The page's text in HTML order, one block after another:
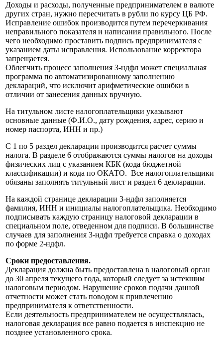
Доходы и расходы, полученные предпринимателем в валюте
других стран, нужно пересчитать в рубли по курсу ЦБ РФ.
Исправление ошибок производится путем перечеркивания
неправильного показателя и написания правильного. После
чего необходимо проставить подпись предпринимателя с
указанием даты исправления. Использование корректора
запрещается.
Облегчить процесс заполнения 3-ндфл может специальная
программа по автоматизированному заполнению
деклараций, что исключит арифметические ошибки в
отличии от занесения данных вручную.
На титульном листе налогоплательщики указывают
основные данные (Ф.И.О., дату рождения, адрес, серию и
номер паспорта, ИНН и пр.)
С 1 по 5 раздел декларации производится расчет суммы
налога. В разделе 6 отображаются суммы налогов на доходы
физических лиц с указанием КБК (кода бюджетной
классификации) и кода по ОКАТО. Все налогоплательщики
обязаны заполнять титульный лист и раздел 6 декларации.
На каждой странице декларации 3-ндфл заполняется
фамилия, ИНН и инициалы налогоплательщика. Необходимо
подписывать каждую страницу налоговой декларации в
специальном поле, отведенном для подписи. В большинстве
случаев для заполнения 3-ндфл требуется справка о доходах
по форме 2-ндфл.
Сроки предоставления.
Декларация должна быть предоставлена в налоговый орган
до 30 апреля текущего года, который следует за истекшим
налоговым периодом. Нарушение сроков подачи данной
отчетности может стать поводом к привлечению
предпринимателя к ответственности.
Если деятельность предпринимателем не осуществлялась,
налоговая декларация все равно подается в инспекцию не
позднее установленного срока.